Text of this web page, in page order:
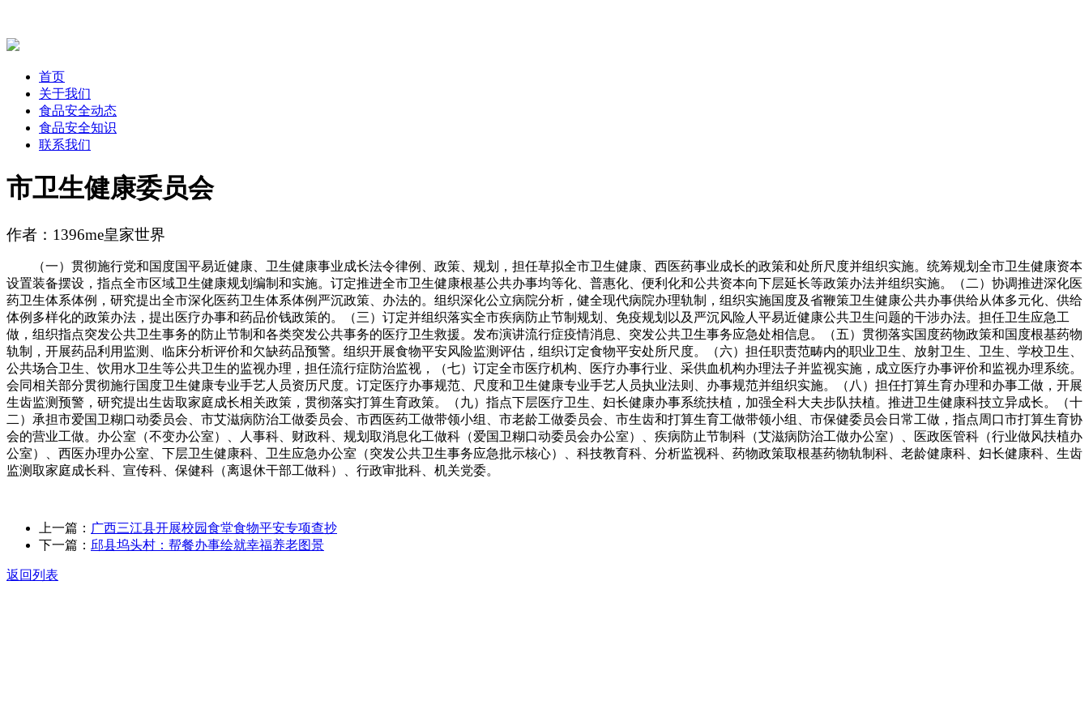
首页
关于我们
食品安全动态
食品安全知识
联系我们
市卫生健康委员会
作者：1396me皇家世界
（一）贯彻施行党和国度国平易近健康、卫生健康事业成长法令律例、政策、规划，担任草拟全市卫生健康、西医药事业成长的政策和处所尺度并组织实施。统筹规划全市卫生健康资本
设置装备摆设，指点全市区域卫生健康规划编制和实施。订定推进全市卫生健康根基公共办事均等化、普惠化、便利化和公共资本向下层延长等政策办法并组织实施。（二）协调推进深化医
药卫生体系体例，研究提出全市深化医药卫生体系体例严沉政策、办法的。组织深化公立病院分析，健全现代病院办理轨制，组织实施国度及省鞭策卫生健康公共办事供给从体多元化、供给
体例多样化的政策办法，提出医疗办事和药品价钱政策的。（三）订定并组织落实全市疾病防止节制规划、免疫规划以及严沉风险人平易近健康公共卫生问题的干涉办法。担任卫生应急工
做，组织指点突发公共卫生事务的防止节制和各类突发公共事务的医疗卫生救援。发布演讲流行症疫情消息、突发公共卫生事务应急处相信息。（五）贯彻落实国度药物政策和国度根基药物
轨制，开展药品利用监测、临床分析评价和欠缺药品预警。组织开展食物平安风险监测评估，组织订定食物平安处所尺度。（六）担任职责范畴内的职业卫生、放射卫生、卫生、学校卫生、
公共场合卫生、饮用水卫生等公共卫生的监视办理，担任流行症防治监视，（七）订定全市医疗机构、医疗办事行业、采供血机构办理法子并监视实施，成立医疗办事评价和监视办理系统。
会同相关部分贯彻施行国度卫生健康专业手艺人员资历尺度。订定医疗办事规范、尺度和卫生健康专业手艺人员执业法则、办事规范并组织实施。（八）担任打算生育办理和办事工做，开展
生齿监测预警，研究提出生齿取家庭成长相关政策，贯彻落实打算生育政策。（九）指点下层医疗卫生、妇长健康办事系统扶植，加强全科大夫步队扶植。推进卫生健康科技立异成长。（十
二）承担市爱国卫糊口动委员会、市艾滋病防治工做委员会、市西医药工做带领小组、市老龄工做委员会、市生齿和打算生育工做带领小组、市保健委员会日常工做，指点周口市打算生育协
会的营业工做。办公室（不变办公室）、人事科、财政科、规划取消息化工做科（爱国卫糊口动委员会办公室）、疾病防止节制科（艾滋病防治工做办公室）、医政医管科（行业做风扶植办
公室）、西医办理办公室、下层卫生健康科、卫生应急办公室（突发公共卫生事务应急批示核心）、科技教育科、分析监视科、药物政策取根基药物轨制科、老龄健康科、妇长健康科、生齿
监测取家庭成长科、宣传科、保健科（离退休干部工做科）、行政审批科、机关党委。
上一篇： 广西三江县开展校园食堂食物平安专项查抄
下一篇： 邱县坞头村：帮餐办事绘就幸福养老图景
返回列表